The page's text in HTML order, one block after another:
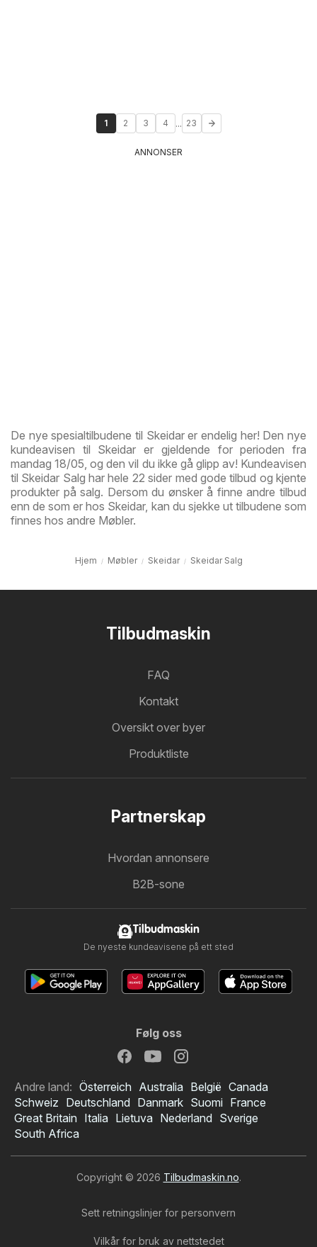
1 2 3 4 ... 23
ANNONSER
De nye spesialtilbudene til Skeidar er endelig her! Den nye
kundeavisen til Skeidar er gjeldende for perioden fra
mandag 18/05, og den vil du ikke gå glipp av! Kundeavisen
til Skeidar Salg har hele 22 sider med gode tilbud og kjente
produkter på salg. Dersom du ønsker å finne andre tilbud
enn de som er hos Skeidar, kan du sjekke ut tilbudene som
finnes hos andre Møbler.
Hjem Møbler Skeidar Skeidar Salg
Tilbudmaskin
FAQ
Kontakt
Oversikt over byer
Produktliste
Partnerskap
Hvordan annonsere
B2B-sone
Tilbudmaskin
De nyeste kundeavisene på ett sted
Følg oss
Andre land: Österreich Australia België Canada
Schweiz Deutschland Danmark Suomi France
Great Britain Italia Lietuva Nederland Sverige
South Africa
Copyright © 2026 Tilbudmaskin.no.
Sett retningslinjer for personvern
Vilkår for bruk av nettstedet